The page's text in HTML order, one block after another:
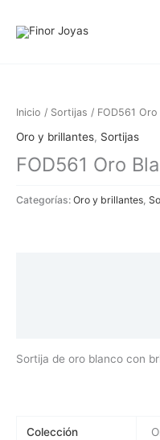
Inicio / Sortijas / FOD561
Oro y brillantes, Sortijas
FOD561 Oro
Categorías: Oro y brillantes
Sortija de oro blanco con
Colección